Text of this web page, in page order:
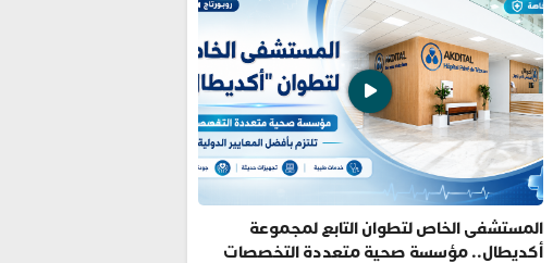
المستشفى الخاص لتطوان التابع لمجموعة
أكديطال.. مؤسسة صحية متعددة التخصصات